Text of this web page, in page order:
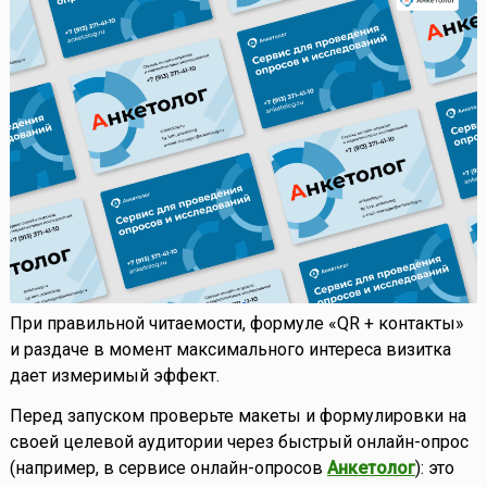
При правильной читаемости, формуле «QR + контакты»
и раздаче в момент максимального интереса визитка
дает измеримый эффект.
Перед запуском проверьте макеты и формулировки на
своей целевой аудитории через быстрый онлайн-опрос
(например, в сервисе онлайн-опросов Анкетолог): это